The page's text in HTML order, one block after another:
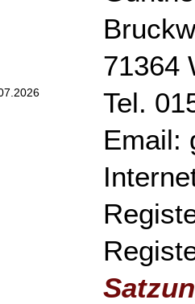
71364
Tel.
Email: